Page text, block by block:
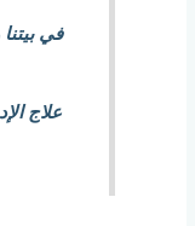
في
علاج